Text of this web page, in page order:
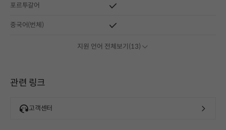
포르투갈어
중국어(번체)
지원 언어 전체보기(13)
관련 링크
고객센터